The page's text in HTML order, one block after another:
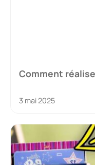
Comment
3 mai 2025